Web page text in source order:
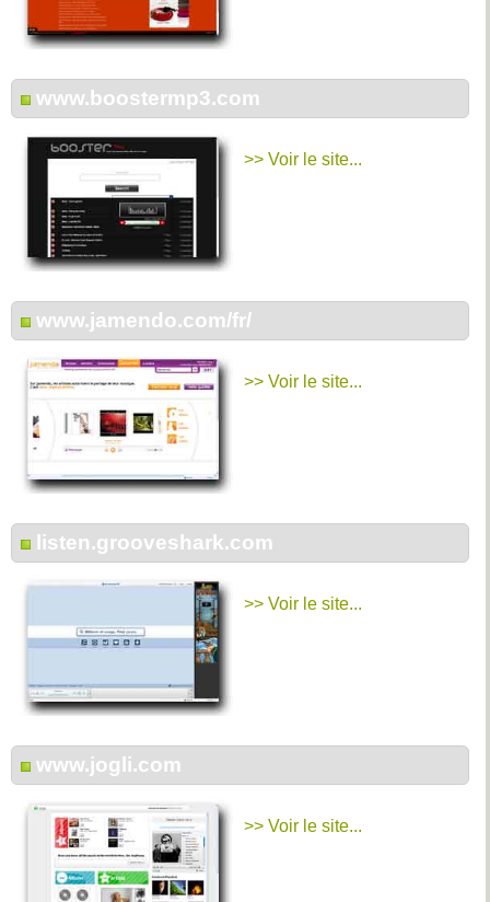
www.boostermp3.com
>> Voir le site...
www.jamendo.com/fr/
>> Voir le site...
listen.grooveshark.com
>> Voir le site...
www.jogli.com
>> Voir le site...